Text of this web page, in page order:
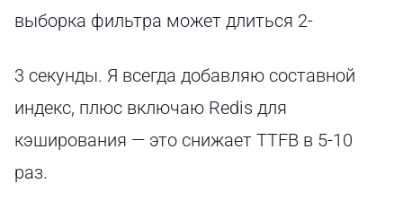
выборка фильтра может длиться 2-
3 секунды. Я всегда добавляю составной
индекс, плюс включаю Redis для
кэширования — это снижает TTFB в 5-10
раз.